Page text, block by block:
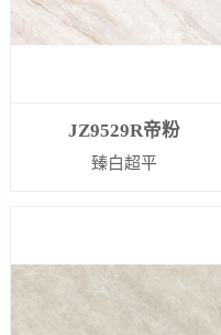
JZ9529R帝粉
臻白超平